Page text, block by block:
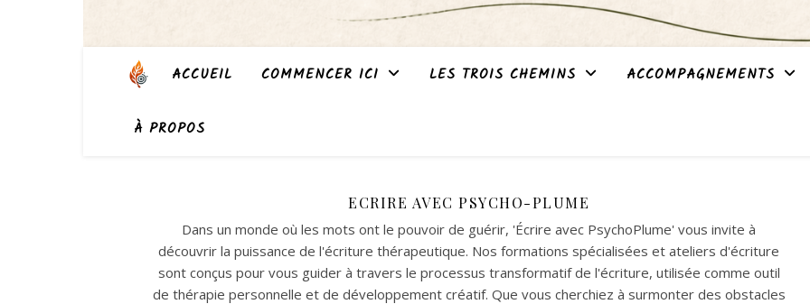
ACCUEIL COMMENCER ICI LES TROIS CHEMINS ACCOMPAGNEMENTS
À PROPOS
ECRIRE AVEC PSYCHO-PLUME
Dans un monde où les mots ont le pouvoir de guérir, 'Écrire avec PsychoPlume' vous invite à
découvrir la puissance de l'écriture thérapeutique. Nos formations spécialisées et ateliers d'écriture
sont conçus pour vous guider à travers le processus transformatif de l'écriture, utilisée comme outil
de thérapie personnelle et de développement créatif. Que vous cherchiez à surmonter des obstacles